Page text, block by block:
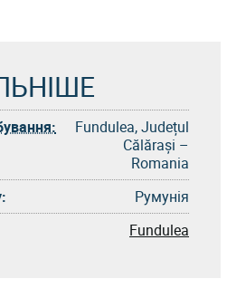
Fundulea, Județul
Călărași –
Romania
Румунія
Fundulea